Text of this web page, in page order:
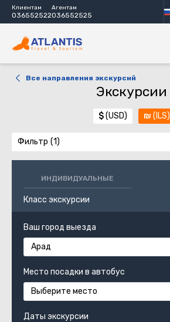
Клиентам
036552522
Агентам
036552525
Все направления экскурсий
Экскурсии
$(USD) ₪ (ILS)
Фильтр
ИНДИВИДУАЛЬНЫЕ
Класс экскурсии
Ваш город выезда
Арад
Место посадки в автобус
Выберите место
Даты экскурсии